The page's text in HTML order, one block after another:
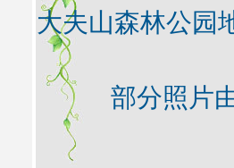
大夫山森林公园
部分照片